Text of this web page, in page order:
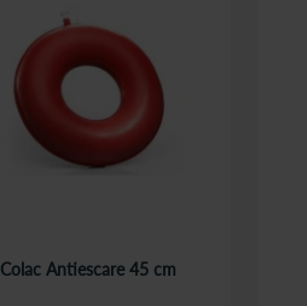
Colac Antiescare 45 cm